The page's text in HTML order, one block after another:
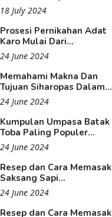
18 July 2024
Prosesi Pernikahan Adat
Karo Mulai Dari...
24 June 2024
Memahami Makna Dan
Tujuan Siharopas Dalam...
24 June 2024
Kumpulan Umpasa Batak
Toba Paling Populer...
24 June 2024
Resep dan Cara Memasak
Saksang Sapi...
24 June 2024
Resep dan Cara Memasak